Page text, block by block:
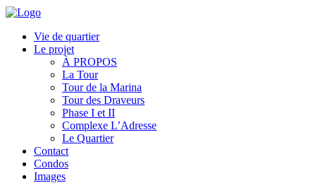
Vie de quartier
Le projet
À PROPOS
La Tour
Tour de la Marina
Tour des Draveurs
Phase I et II
Complexe L’Adresse
Le Quartier
Contact
Condos
Images